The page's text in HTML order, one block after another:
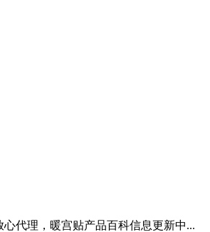
代理，暖宫贴产品百科信息更新中...